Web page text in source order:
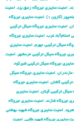
, امنیت سایبری نیروگاه زنبق یزد, امنیت
(کارون ۱) , امنیت سایبری نیروگاه
, امنیت سایبری نیروگاه سیکل ترکیبی
اسلام‌آباد غرب, امنیت سایبری نیروگاه
سیکل ترکیبی جهرم, امنیت سایبری
نیروگاه سیکل ترکیبی خرمشهر , امنیت
نیروگاه سیکل ترکیبی شیرکوه,
مازندران, امنیت سایبری نیروگاه سیکل
ترکیبی کاشان, امنیت سایبری نیروگاه
سیکل ترکیبی گیلان, امنیت سایبری
نیروگاه شازند, امنیت سایبری نیروگاه
, امنیت سایبری نیروگاه شهید بهشتی
سایبری نیروگاه شهید طالبی, امنیت